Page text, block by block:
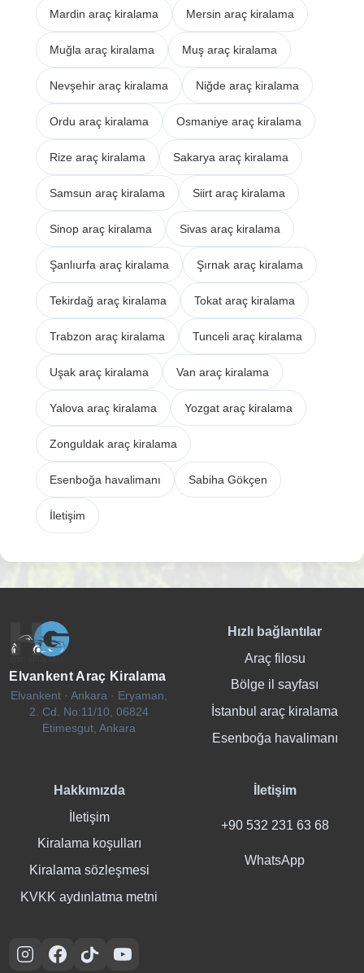
Mardin araç kiralama Mersin araç kiralama
Muğla araç kiralama Muş araç kiralama
Nevşehir araç kiralama Niğde araç kiralama
Ordu araç kiralama Osmaniye araç kiralama
Rize araç kiralama Sakarya araç kiralama
Samsun araç kiralama Siirt araç kiralama
Sinop araç kiralama Sivas araç kiralama
Şanlıurfa araç kiralama Şırnak araç kiralama
Tekirdağ araç kiralama Tokat araç kiralama
Trabzon araç kiralama Tunceli araç kiralama
Uşak araç kiralama Van araç kiralama
Yalova araç kiralama Yozgat araç kiralama
Zonguldak araç kiralama
Esenboğa havalimanı Sabiha Gökçen
İletişim
Elvankent Araç Kiralama
Elvankent · Ankara · Eryaman,
2. Cd. No:11/10, 06824
Etimesgut, Ankara
Hızlı bağlantılar
Araç filosu
Bölge il sayfası
İstanbul araç kiralama
Esenboğa havalimanı
Hakkımızda
İletişim
Kiralama koşulları
Kiralama sözleşmesi
KVKK aydınlatma metni
İletişim
+90 532 231 63 68
WhatsApp
InstagramFacebookTikTokYouTube